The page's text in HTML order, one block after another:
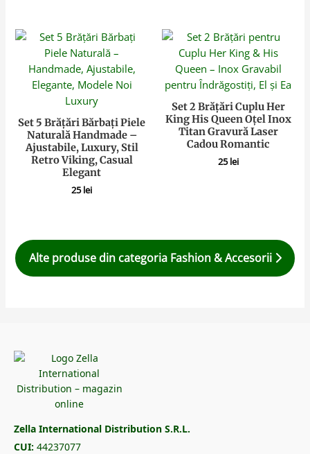
Set 5 Brățări Bărbați Piele
Naturală Handmade –
Ajustabile, Luxury, Stil
Retro Viking, Casual
Elegant
25lei
Set 2 Brățări Cuplu Her
King His Queen Oțel Inox
Titan Gravură Laser
Cadou Romantic
25lei
Alte produse din categoria Fashion & Accesorii
Zella International Distribution S.R.L.
CUI: 44237077